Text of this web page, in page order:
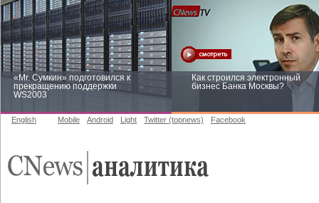
«Mr. Сумкин» подготовился к
прекращению поддержки
WS2003
Как строился электронный
бизнес Банка Москвы?
English Mobile Android Light Twitter (topnews) Facebook